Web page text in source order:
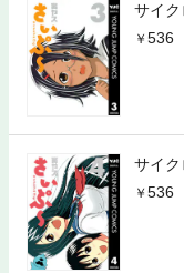
サイ
536
サイ
536